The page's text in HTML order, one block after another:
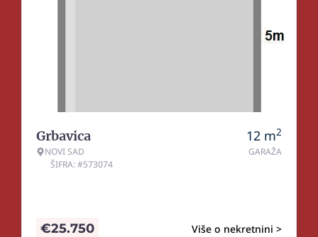
Grbavica
NOVI SAD
ŠIFRA: #573074
12 m2
GARAŽA
Više o nekretnini >
€25.750